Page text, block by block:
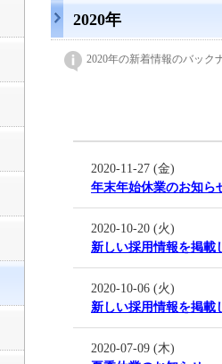
2020年
2020年の新着情報のバッ
2020-11-27 (金)
年末年始休業のお知ら
2020-10-20 (火)
新しい採用情報を掲載
2020-10-06 (火)
新しい採用情報を掲載
2020-07-09 (木)